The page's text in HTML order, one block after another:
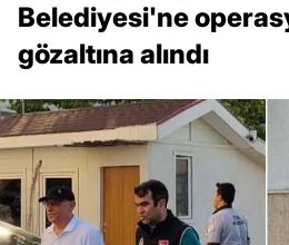
Belediyesi'ne
gözaltına alındı